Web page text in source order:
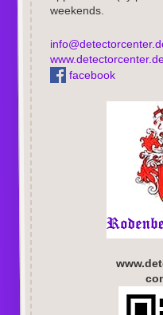
weekends.
facebook